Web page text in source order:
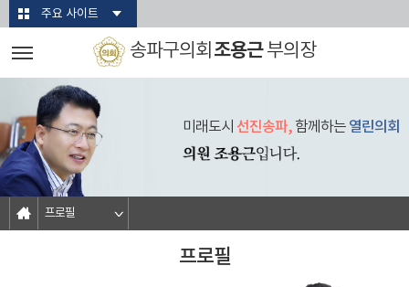
본문바로가기주요 사이트
송파구의회 조용근부의장
미래도시 선진송파, 함께하는 열린의회
프로필
프로필